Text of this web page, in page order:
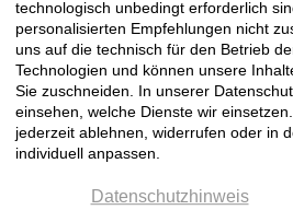
technologisch unbedingt erforderlich
personalisierten Empfehlungen nicht
uns auf die technisch für den Betrieb
Technologien und können unsere
Sie zuschneiden. In unserer
einsehen, welche Dienste wir
jederzeit ablehnen, widerrufen oder in
individuell anpassen.
Datenschutzhinweis